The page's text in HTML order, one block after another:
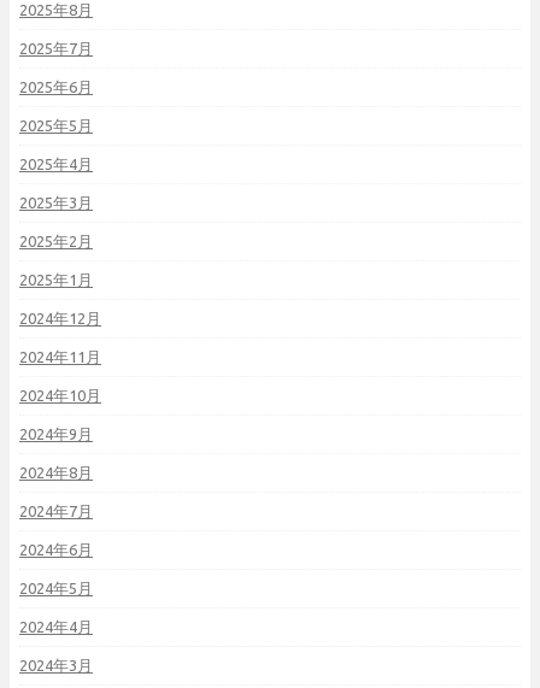
2025年8月
2025年7月
2025年6月
2025年5月
2025年4月
2025年3月
2025年2月
2025年1月
2024年12月
2024年11月
2024年10月
2024年9月
2024年8月
2024年7月
2024年6月
2024年5月
2024年4月
2024年3月